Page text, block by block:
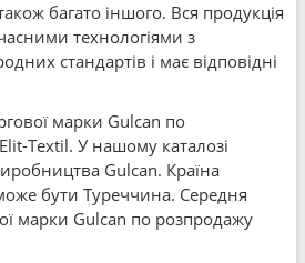
багато іншого. Вся продукція
технологіями з
стандартів і має відповідні
марки Gulcan по
Textil. У нашому каталозі
Gulcan. Країна
бути Туреччина. Середня
марки Gulcan по розпродажу